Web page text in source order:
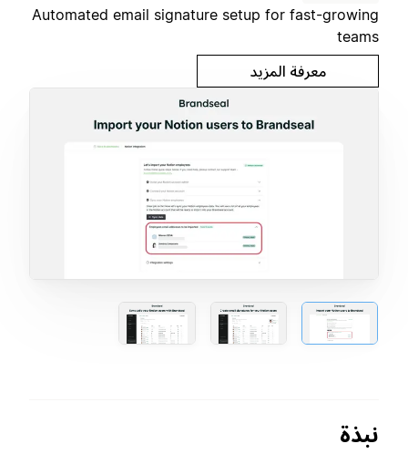
Automated email signature setup for fast-growing
teams
معرفة المزيد
نبذة